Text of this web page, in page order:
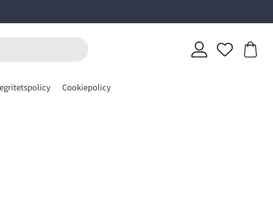
Cookiepolicy